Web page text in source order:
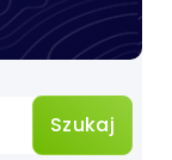
Szukaj